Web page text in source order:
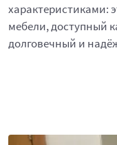
характеристиками:
мебели, доступный
долговечный и